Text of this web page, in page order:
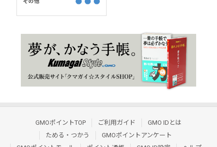
GMOポイントTOP ご利用ガイド
GMO IDとは
ためる・つかう
GMOポイントアンケート